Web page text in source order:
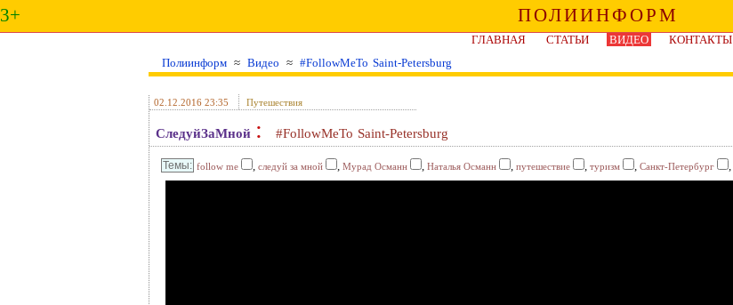
3+ ПОЛИИНФОРМ
ГЛАВНАЯ СТАТЬИ ВИДЕО
КОНТАКТЫ
Полиинформ ≈ Видео ≈ #FollowMeTo Saint-Petersburg
02.12.2016 23:35 Путешествия
СледуйЗаМной : #FollowMeTo Saint-Petersburg
follow me , следуй за мной , Мурад Османн , Наталья Османн , путешествие , туризм , Санкт-Петербург ,